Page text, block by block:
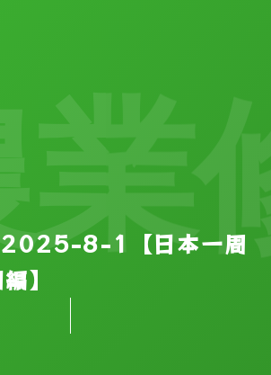
8-1【日本一周
】